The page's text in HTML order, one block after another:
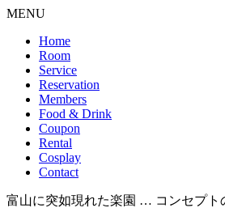
MENU
Home
Room
Service
Reservation
Members
Food & Drink
Coupon
Rental
Cosplay
Contact
富山に突如現れた楽園 … コンセプト